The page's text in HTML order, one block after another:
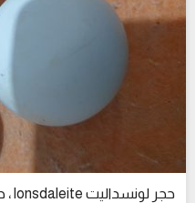
حجر لونسداليت lonsdaleite ، حجر ماس سداسي للبيع